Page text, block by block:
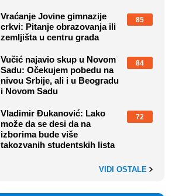
Vraćanje Jovine gimnazije
crkvi: Pitanje obrazovanja ili
zemljišta u centru grada
85
Vučić najavio skup u Novom
Sadu: Očekujem pobedu na
nivou Srbije, ali i u Beogradu
i Novom Sadu
84
Vladimir Đukanović: Lako
može da se desi da na
izborima bude više
takozvanih studentskih lista
72
VIDI OSTALE